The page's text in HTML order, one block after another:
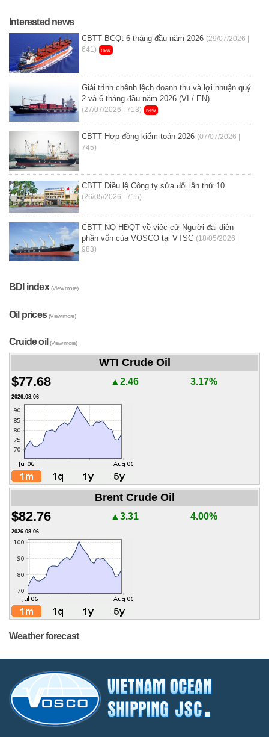
Interested news
CBTT BCQt 6 tháng đầu năm 2026 (29/07/2026 |
641)
new
Giải trình chênh lệch doanh thu và lợi nhuận quý
2 và 6 tháng đầu năm 2026 (VI / EN)
(27/07/2026 | 713) new
CBTT Hợp đồng kiểm toán 2026 (07/07/2026 |
745)
CBTT Điều lệ Công ty sửa đổi lần thứ 10
(26/05/2026 | 715)
CBTT NQ HĐQT về việc cử Người đại diện
phần vốn của VOSCO tại VTSC (18/05/2026 |
983)
BDI index(View more)
Oil prices(View more)
Cruide oil(View more)
WTI Crude Oil
$77.68 ▲2.46 3.17%
2026.08.06
Brent Crude Oil
$82.76 ▲3.31 4.00%
2026.08.06
Weather forecast